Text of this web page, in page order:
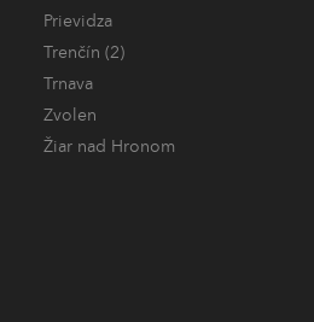
Prievidza
Trenčín (2)
Trnava
Zvolen
Žiar nad Hronom